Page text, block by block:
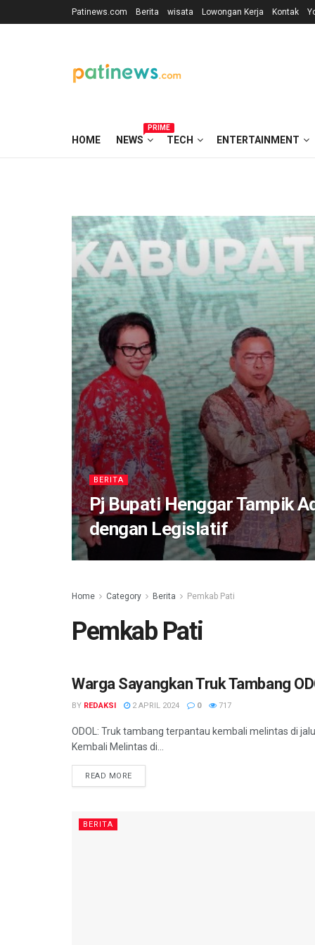
Patinews.com Berita wisata Lowongan Kerja Kontak
HOME NEWS
PRIME
TECH ENTERTAINMENT
BERITA
Pj Bupati Henggar Tampik
dengan Legislatif
Home Category Berita Pemkab Pati
Pemkab Pati
BERITA
Warga Sayangkan Truk Tambang
BY REDAKSI 2 APRIL 2024 0 717
ODOL: Truk tambang terpantau kembali melintas di
Kembali Melintas di...
READ MOREDETAILS
BERITA